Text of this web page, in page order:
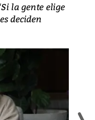
la gente elige
deciden